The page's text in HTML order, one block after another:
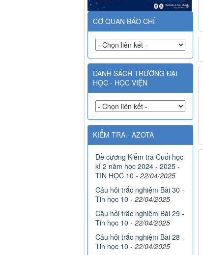
CƠ QUAN BÁO CHÍ
DANH SÁCH TRƯỜNG ĐẠI
HỌC - HỌC VIỆN
KIỂM TRA - AZOTA
Đề cương Kiểm tra Cuối học
kì 2 năm học 2024 - 2025 -
TIN HỌC 10 - 22/04/2025
Câu hỏi trắc nghiệm Bài 30 -
Tin học 10 - 22/04/2025
Câu hỏi trắc nghiệm Bài 29 -
Tin học 10 - 22/04/2025
Câu hỏi trắc nghiệm Bài 28 -
Tin học 10 - 22/04/2025